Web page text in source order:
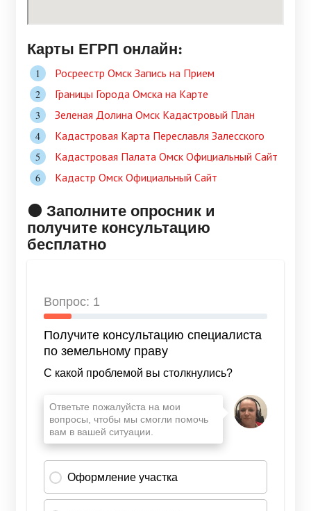
Карты ЕГРП онлайн:
Росреестр Омск Запись на Прием
Границы Города Омска на Карте
Зеленая Долина Омск Кадастровый План
Кадастровая Карта Переславля Залесского
Кадастровая Палата Омск Официальный Сайт
Кадастр Омск Официальный Сайт
🟠 Заполните опросник и
получите консультацию
бесплатно